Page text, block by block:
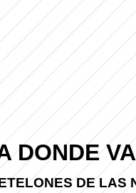
DONDE
DE LAS